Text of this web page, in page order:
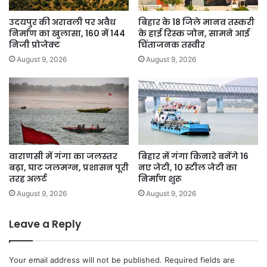
उदयपुर की अरावली पर अवैध
निर्माण का खुलासा, 160 में 144
निजी प्रोजेक्ट
August 9, 2026
बिहार के 18 जिले मानव तस्करी
के हाई रिस्क जोन, सामने आई
चिंताजनक तस्वीर
August 9, 2026
वाराणसी में गंगा का जलस्तर
बढ़ा, घाट जलमग्न, प्रशासन पूरी
तरह अलर्ट
August 9, 2026
बिहार में गंगा किनारे बनेंगे 16
नए जेटी, 10 स्टील जेटी का
निर्माण शुरू
August 9, 2026
Leave a Reply
Your email address will not be published. Required fields are